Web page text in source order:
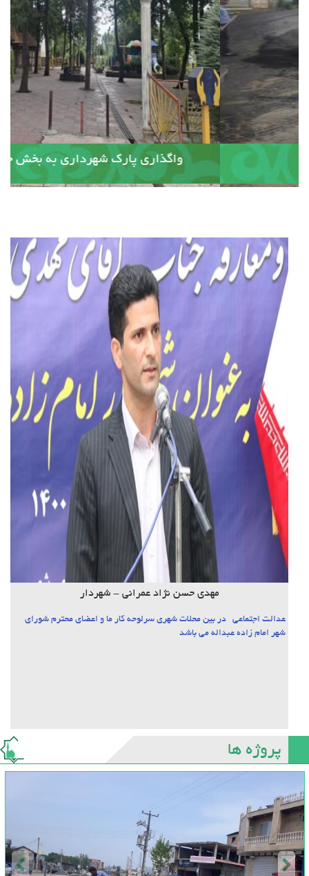
آسفالت کوچه وصال ۲۰
مهدی حسن نژاد عمرانی - شهردار
عدالت اجتماعی در بین محلات شهری سرلوحه کار ما و اعضای محترم شورای
شهر امام زاده عبداله می باشد
پروژه ها